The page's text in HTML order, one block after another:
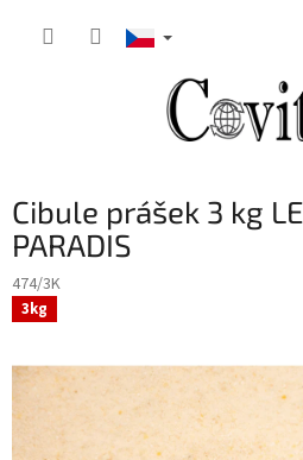
Cibule prášek 3 kg
PARADIS
474/3K
3kg